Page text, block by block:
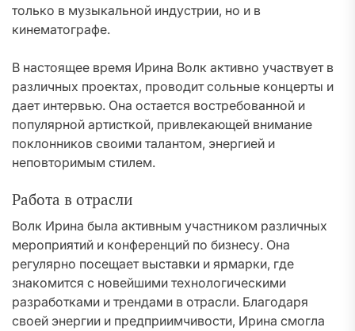
только в музыкальной индустрии, но и в
кинематографе.
В настоящее время Ирина Волк активно участвует в
различных проектах, проводит сольные концерты и
дает интервью. Она остается востребованной и
популярной артисткой, привлекающей внимание
поклонников своими талантом, энергией и
неповторимым стилем.
Работа в отрасли
Волк Ирина была активным участником различных
мероприятий и конференций по бизнесу. Она
регулярно посещает выставки и ярмарки, где
знакомится с новейшими технологическими
разработками и трендами в отрасли. Благодаря
своей энергии и предприимчивости, Ирина смогла